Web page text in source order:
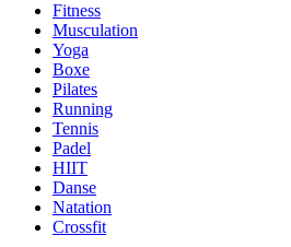
Fitness
Musculation
Yoga
Boxe
Pilates
Running
Tennis
Padel
HIIT
Danse
Natation
Crossfit